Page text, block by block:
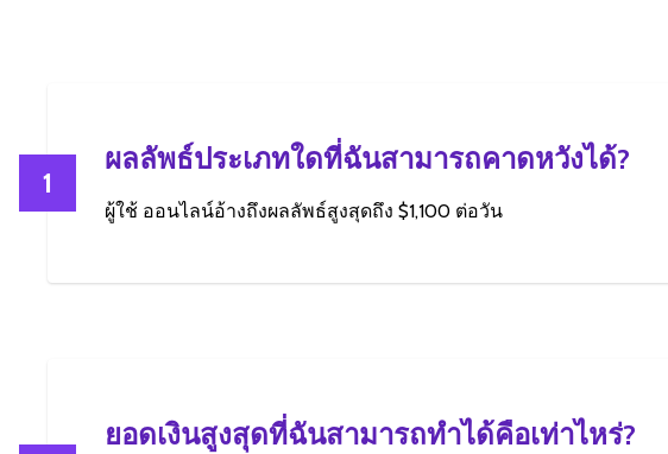
1
ผลลัพธ์ประเภทใดที่ฉันสามารถคาดหวังได้?
ผู้ใช้ ออนไลน์อ้างถึงผลลัพธ์สูงสุดถึง $1,100 ต่อวัน
ยอดเงินสูงสุดที่ฉันสามารถทำได้คือเท่าไหร่?